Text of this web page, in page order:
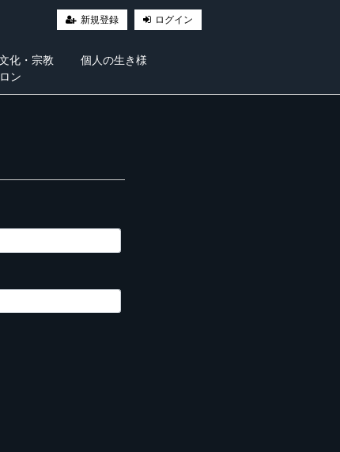
新規登録 ログイン
化・宗教
個人の生き様
ン